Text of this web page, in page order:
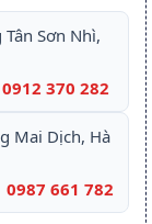
Sơn Nhì,
0912 370 282
Mai Dịch, Hà
0987 661 782